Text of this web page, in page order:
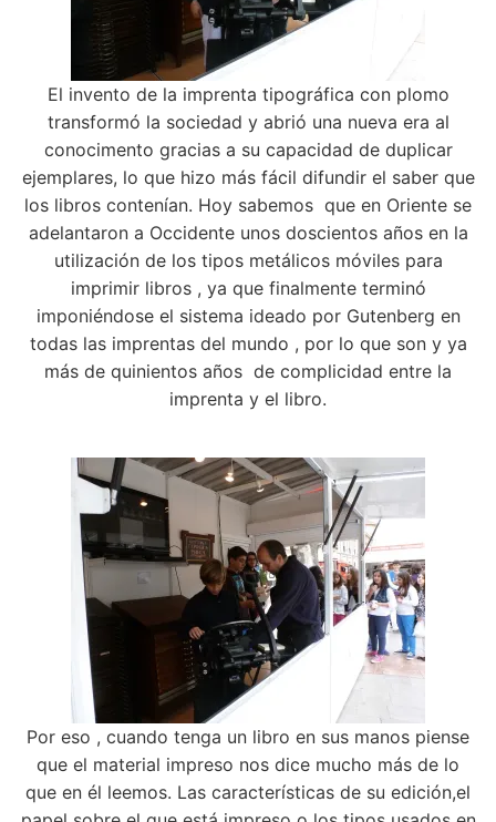
El invento de la imprenta tipográfica con plomo
transformó la sociedad y abrió una nueva era al
conocimento gracias a su capacidad de duplicar
ejemplares, lo que hizo más fácil difundir el saber que
los libros contenían. Hoy sabemos que en Oriente se
adelantaron a Occidente unos doscientos años en la
utilización de los tipos metálicos móviles para
imprimir libros , ya que finalmente terminó
imponiéndose el sistema ideado por Gutenberg en
todas las imprentas del mundo , por lo que son y ya
más de quinientos años de complicidad entre la
imprenta y el libro.
Por eso , cuando tenga un libro en sus manos piense
que el material impreso nos dice mucho más de lo
que en él leemos. Las características de su edición,el